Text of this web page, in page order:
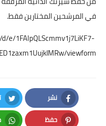
في المرشحين المختارين فقط.
e/1FAIpQLScmmv1j7LiKF7-
viewform
نشر
Facebook
حفظ